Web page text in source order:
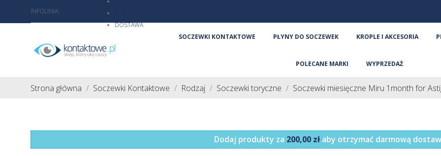
INFOLINIA:
DOSTAWA
SOCZEWKI KONTAKTOWE
PŁYNY DO SOCZEWEK KROPLE I AKCESORIA
POLECANE MARKI WYPRZEDAŻ
Strona główna Soczewki Kontaktowe Rodzaj Soczewki toryczne Soczewki miesięczne Miru 1month for
Dodaj produkty za 200,00 złaby otrzymać darmową